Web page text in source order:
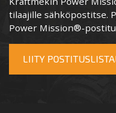
tilaajille sähköpostitse.
Power Mission®-
LIITY